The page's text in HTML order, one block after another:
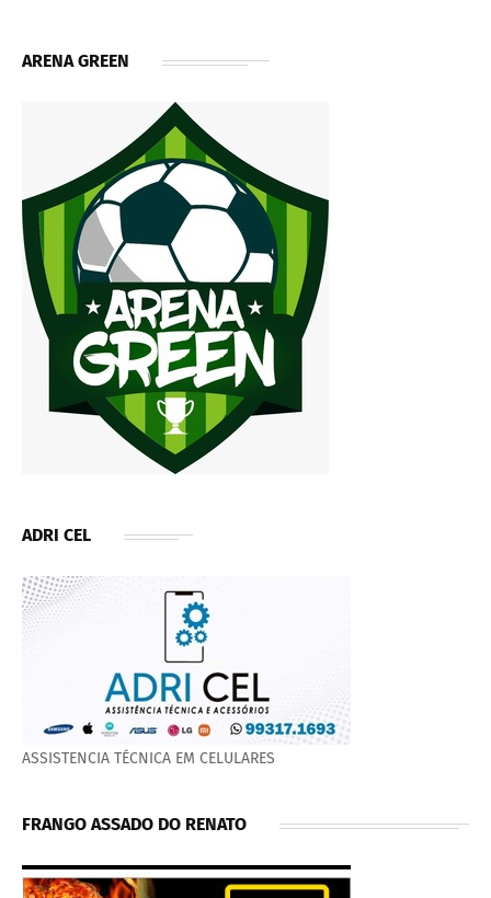
ARENA GREEN
ADRI CEL
ASSISTENCIA TÉCNICA EM CELULARES
FRANGO ASSADO DO RENATO